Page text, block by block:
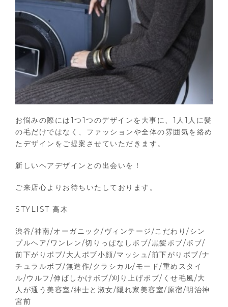
お悩みの際には1つ1つのデザインを大事に、1人1人に髪
の毛だけではなく、ファッションや全体の雰囲気を絡め
たデザインをご提案させていただきます。
新しいヘアデザインとの出会いを！
ご来店心よりお待ちいたしております。
STYLIST 高木
渋谷/神南/オーガニック/ヴィンテージ/こだわり/シン
プルヘア/ワンレン/切りっぱなしボブ/黒髪ボブ/ボブ/
前下がりボブ/大人ボブ小顔/マッシュ/前下がりボブ/ナ
チュラルボブ/無造作/クラシカル/モード/重めスタイ
ル/ウルフ/伸ばしかけボブ/刈り上げボブ/くせ毛風/大
人が通う美容室/紳士と淑女/隠れ家美容室/原宿/明治神
宮前